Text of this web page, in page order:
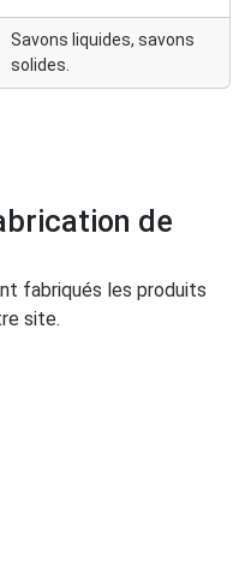
marseillaises encore en
activité. Elle perpétue un
savoir-faire ancestral : la
Savons liquides, savons
solides.
de
fabriqués les produits
site.